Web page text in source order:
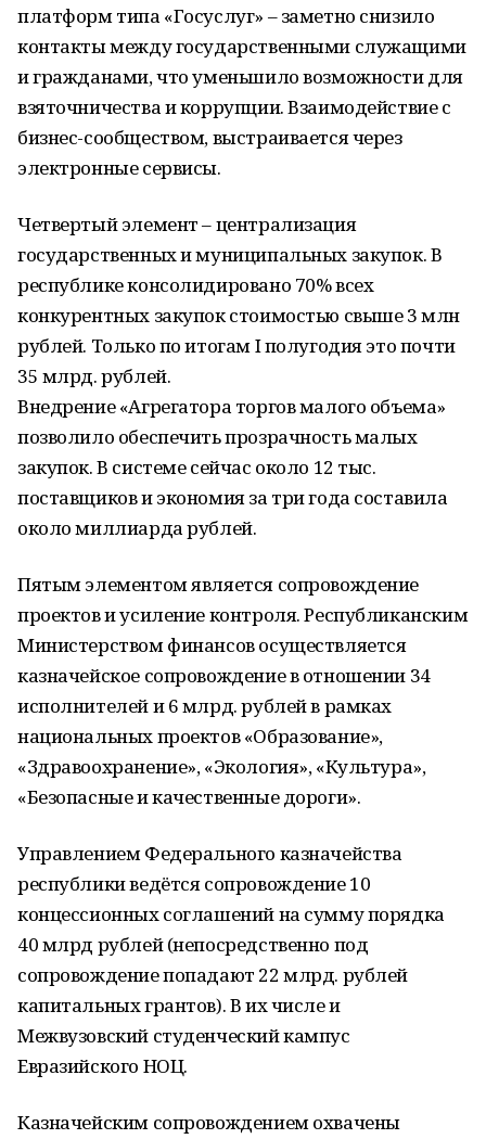
платформ типа «Госуслуг» – заметно снизило
контакты между государственными служащими
и гражданами, что уменьшило возможности для
взяточничества и коррупции. Взаимодействие с
бизнес-сообществом, выстраивается через
электронные сервисы.
Четвертый элемент – централизация
государственных и муниципальных закупок. В
республике консолидировано 70% всех
конкурентных закупок стоимостью свыше 3 млн
рублей. Только по итогам I полугодия это почти
35 млрд. рублей.
Внедрение «Агрегатора торгов малого объема»
позволило обеспечить прозрачность малых
закупок. В системе сейчас около 12 тыс.
поставщиков и экономия за три года составила
около миллиарда рублей.
Пятым элементом является сопровождение
проектов и усиление контроля. Республиканским
Министерством финансов осуществляется
казначейское сопровождение в отношении 34
исполнителей и 6 млрд. рублей в рамках
национальных проектов «Образование»,
«Здравоохранение», «Экология», «Культура»,
«Безопасные и качественные дороги».
Управлением Федерального казначейства
республики ведётся сопровождение 10
концессионных соглашений на сумму порядка
40 млрд рублей (непосредственно под
сопровождение попадают 22 млрд. рублей
капитальных грантов). В их числе и
Межвузовский студенческий кампус
Евразийского НОЦ.
Казначейским сопровождением охвачены